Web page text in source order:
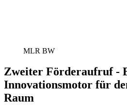
MLR BW
Zweiter Förderaufruf -
Innovationsmotor für
Raum